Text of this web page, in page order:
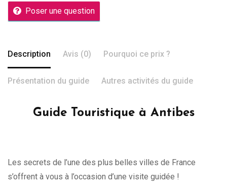
Poser une question
Description Avis (0) Pourquoi ce prix ?
Présentation du guide Autres activités du guide
Guide Touristique à Antibes
Les secrets de l’une des plus belles villes de France
s’offrent à vous à l’occasion d’une visite guidée !